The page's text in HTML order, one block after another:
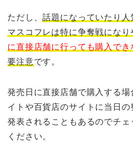
ただし、話題になっていたり人
マスコフレは特に争奪戦になり
に直接店舗に行っても購入でき
要注意です。
発売日に直接店舗で購入する
イトや百貨店のサイトに当日
発表されることもあるのでチェ
ください。